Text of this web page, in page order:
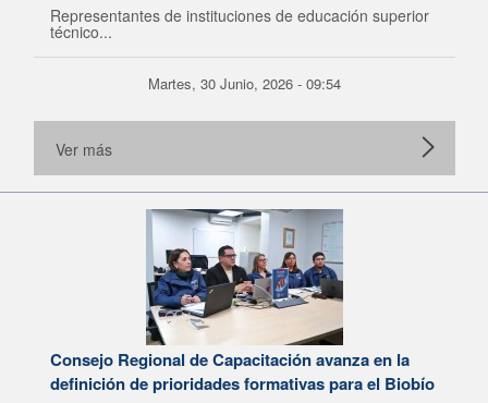
Representantes de instituciones de educación superior
técnico...
Martes, 30 Junio, 2026 - 09:54
Ver más
Consejo Regional de Capacitación avanza en la
definición de prioridades formativas para el Biobío